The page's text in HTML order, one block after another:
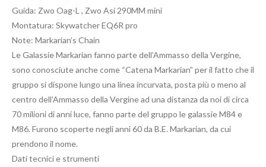
Guida: Zwo Oag-L , Zwo Asi 290MM mini
Montatura: Skywatcher EQ6R pro
Note: Markarian’s Chain
Le Galassie Markarian fanno parte dell’Ammasso della Vergine,
sono conosciute anche come “Catena Markarian” per il fatto che il
gruppo si dispone lungo una linea incurvata, posta più o meno al
centro dell’Ammasso della Vergine ad una distanza da noi di circa
70 milioni di anni luce, fanno parte del gruppo le galassie M84 e
M86. Furono scoperte negli anni 60 da B.E. Markarian, da cui
prendono il nome.
Dati tecnici e strumenti